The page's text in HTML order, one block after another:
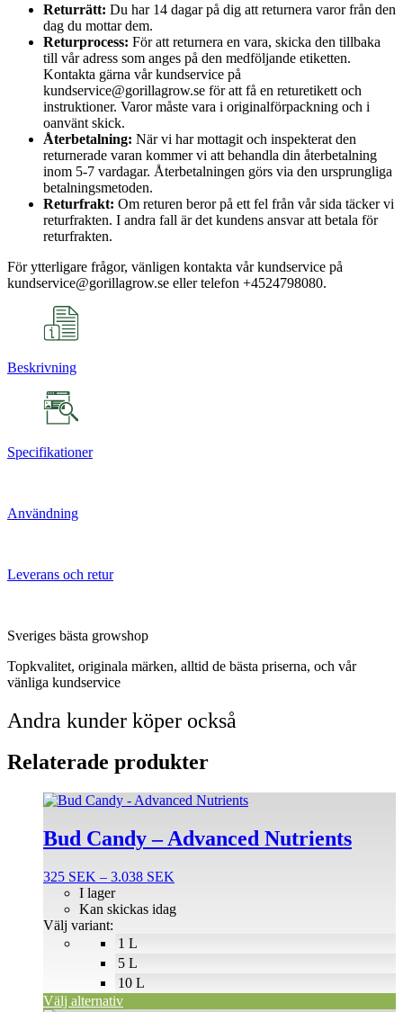
Returrätt: Du har 14 dagar på dig att returnera varor från den
dag du mottar dem.
Returprocess: För att returnera en vara, skicka den tillbaka
till vår adress som anges på den medföljande etiketten.
Kontakta gärna vår kundservice på
kundservice@gorillagrow.se för att få en returetikett och
instruktioner. Varor måste vara i originalförpackning och i
oanvänt skick.
Återbetalning: När vi har mottagit och inspekterat den
returnerade varan kommer vi att behandla din återbetalning
inom 5-7 vardagar. Återbetalningen görs via den ursprungliga
betalningsmetoden.
Returfrakt: Om returen beror på ett fel från vår sida täcker vi
returfrakten. I andra fall är det kundens ansvar att betala för
returfrakten.
För ytterligare frågor, vänligen kontakta vår kundservice på
kundservice@gorillagrow.se eller telefon +4524798080.
Beskrivning
Specifikationer
Användning
Leverans och retur
Sveriges bästa growshop
Topkvalitet, originala märken, alltid de bästa priserna, och vår
vänliga kundservice
Andra kunder köper också
Relaterade produkter
Bud Candy – Advanced Nutrients
325 SEK – 3.038 SEK
till
1 L
5 L
10 L
I lager
Kan skickas idag
Välj variant:
Välj alternativ
Den
produkten
har
varianter.
olika
alternativen
produktsidan